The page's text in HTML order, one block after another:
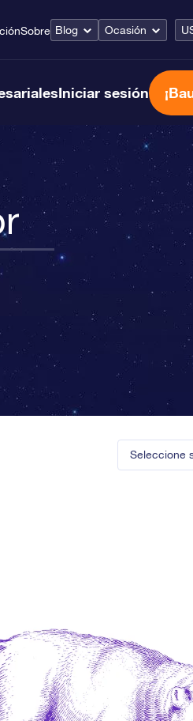
Sobre Blog Ocasión
Iniciar sesión
Seleccione